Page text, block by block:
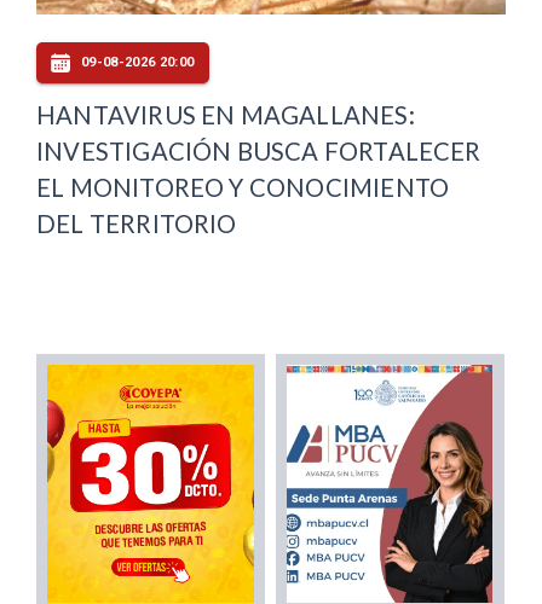
09-08-2026 20:00
HANTAVIRUS EN MAGALLANES:
INVESTIGACIÓN BUSCA FORTALECER
EL MONITOREO Y CONOCIMIENTO
DEL TERRITORIO